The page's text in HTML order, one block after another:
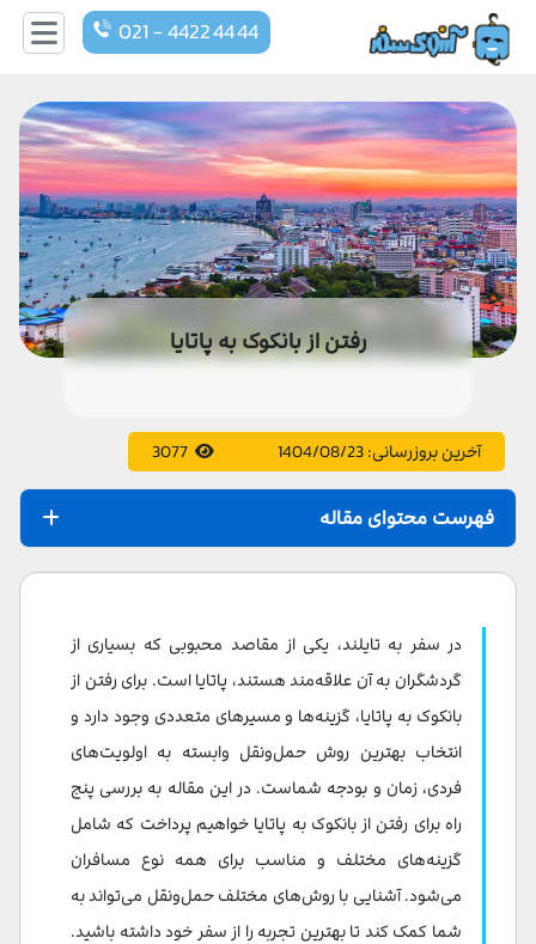
021 - 4422 44 44
رفتن از بانکوک به پاتایا
آخرین بروزرسانی:1404/08/23
فهرست محتوای مقاله
سفر از بانکوک به پاتایا
سفر از بانکوک به پاتایا با تاکسی
سفر از بانکوک به پاتایا با اتوبوس
سفر از بانکوک به پاتایا با ون
سفر از بانکوک به پاتایا با قطار
سفر از فرودگاه بانکوک به پاتایا
در سفر به تایلند، یکی از مقاصد محبوبی که بسیاری از
گردشگران به آن علاقه‌مند هستند، پاتایا است. برای رفتن از
بانکوک به پاتایا، گزینه‌ها و مسیرهای متعددی وجود دارد و
انتخاب بهترین روش حمل‌ونقل وابسته به اولویت‌های
فردی، زمان و بودجه شماست. در این مقاله به بررسی پنج
راه برای رفتن از بانکوک به پاتایا خواهیم پرداخت که شامل
گزینه‌های مختلف و مناسب برای همه نوع مسافران
می‌شود. آشنایی با روش‌های مختلف حمل‌ونقل می‌تواند به
شما کمک کند تا بهترین تجربه را از سفر خود داشته باشید.